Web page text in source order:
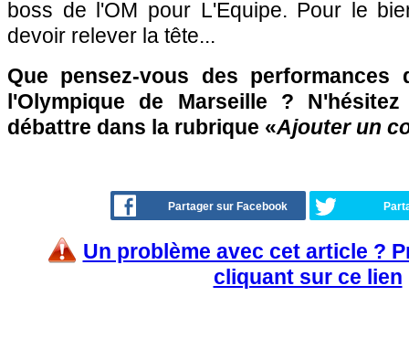
boss de l'OM pour L'Equipe. Pour le
devoir relever la tête...
Que pensez-vous des performances
l'Olympique de Marseille ?
débattre dans la rubrique «Ajouter un
Partager sur Facebook
Un problème avec cet article ?
cliquant sur ce lien